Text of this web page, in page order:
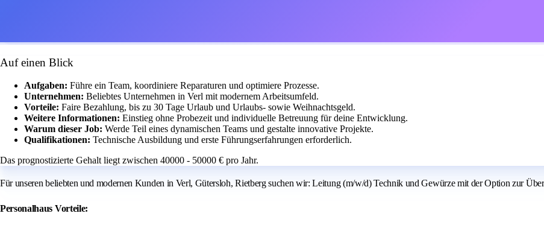
Auf einen Blick
Aufgaben: Führe ein Team, koordiniere Reparaturen und optimiere Prozesse.
Unternehmen: Beliebtes Unternehmen in Verl mit modernem Arbeitsumfeld.
Vorteile: Faire Bezahlung, bis zu 30 Tage Urlaub und Urlaubs- sowie Weihnachtsgeld.
Weitere Informationen: Einstieg ohne Probezeit und individuelle Betreuung für deine Entwicklung.
Warum dieser Job: Werde Teil eines dynamischen Teams und gestalte innovative Projekte.
Qualifikationen: Technische Ausbildung und erste Führungserfahrungen erforderlich.
Das prognostizierte Gehalt liegt zwischen 40000 - 50000 € pro Jahr.
Für unseren beliebten und modernen Kunden in Verl, Gütersloh, Rietberg suchen wir: Leitung (m/w/d) Technik und Gewürze mit der Option zur
Personalhaus Vorteile: